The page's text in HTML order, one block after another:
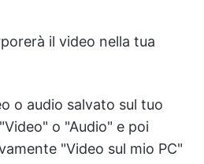
il video nella tua
o audio salvato sul tuo
o "Audio" e poi
"Video sul mio PC"